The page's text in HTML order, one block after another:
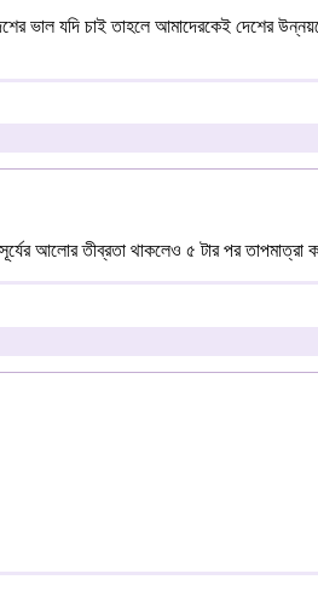
ভাল যদি চাই তাহলে আমাদেরকেই দেশের
আলোর তীব্রতা থাকলেও ৫ টার পর